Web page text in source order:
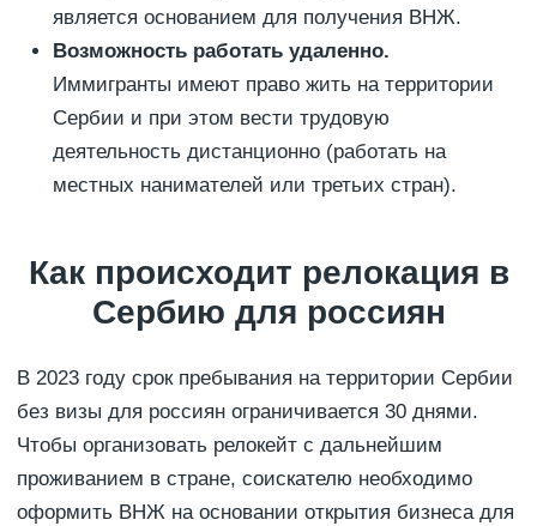
является основанием для получения ВНЖ.
Возможность работать удаленно.
Иммигранты имеют право жить на территории
Сербии и при этом вести трудовую
деятельность дистанционно (работать на
местных нанимателей или третьих стран).
Как происходит релокация в
Сербию для россиян
В 2023 году срок пребывания на территории Сербии
без визы для россиян ограничивается 30 днями.
Чтобы организовать релокейт с дальнейшим
проживанием в стране, соискателю необходимо
оформить ВНЖ на основании открытия бизнеса для